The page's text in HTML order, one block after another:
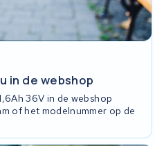
in de webshop
36V in de webshop
of het modelnummer op de